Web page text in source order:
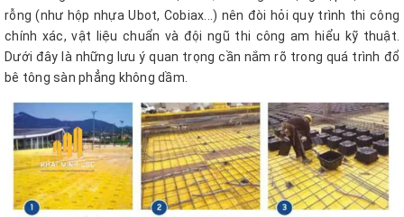
rỗng (như hộp nhựa Ubot, Cobiax...) nên đòi hỏi quy trình thi công
chính xác, vật liệu chuẩn và đội ngũ thi công am hiểu kỹ thuật.
Dưới đây là những lưu ý quan trọng cần nắm rõ trong quá trình đổ
bê tông sàn phẳng không dầm.